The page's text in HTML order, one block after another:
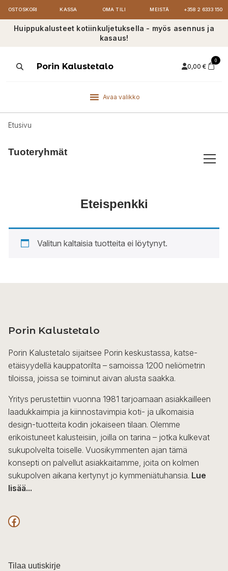
OSTOSKORI KASSA OMA TILI MEISTÄ +358 2 6333 150
Huippukalusteet kotiinkuljetuksella - myös asennus ja
kasaus!
ProductsPorin Kalustetalo 0,00 €
0
Avaa valikko
Etusivu
Tuoteryhmät
Eteispenkki
Valitun kaltaisia tuotteita ei löytynyt.
Porin Kalustetalo
Porin Kalustetalo sijaitsee Porin keskustassa, katse-
etäisyydellä kauppatorilta – samoissa 1200 neliömetrin
tiloissa, joissa se toiminut aivan alusta saakka.
Yritys perustettiin vuonna 1981 tarjoamaan asiakkailleen
laadukkaimpia ja kiinnostavimpia koti- ja ulkomaisia
design-tuotteita kodin jokaiseen tilaan. Olemme
erikoistuneet kalusteisiin, joilla on tarina – jotka kulkevat
sukupolvelta toiselle. Vuosikymmenten ajan tämä
konsepti on palvellut asiakkaitamme, joita on kolmen
sukupolven aikana kertynyt jo kymmeniätuhansia. Lue
lisää...
F
c
Tilaa uutiskirje